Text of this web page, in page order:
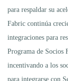
para respaldar su
Fabric continúa
integraciones para
Programa de Socios
incentivando a los
para integrarse con